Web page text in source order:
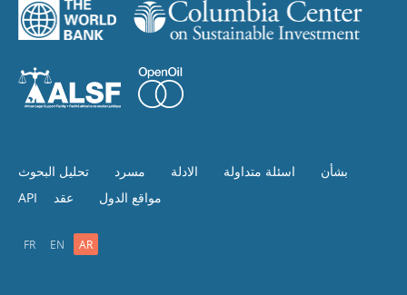
بشأن اسئلة متداولة الادلة مسرد
تحليل البحوث
مواقع الدول
عقد API
AR
EN
FR